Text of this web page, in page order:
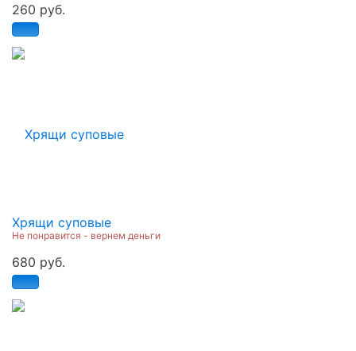
260 руб.
Хрящи суповые
Не понравится - вернем деньги
680 руб.